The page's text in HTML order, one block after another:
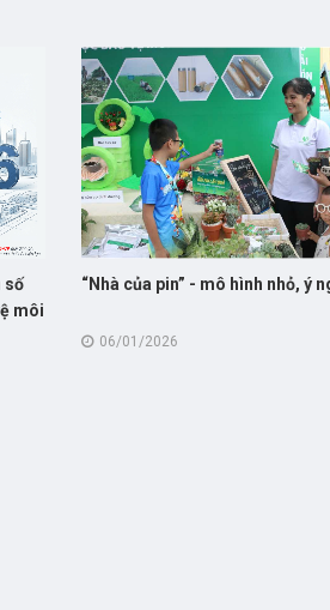
số
môi
“Nhà của pin” - mô hình nhỏ, ý
06/01/2026